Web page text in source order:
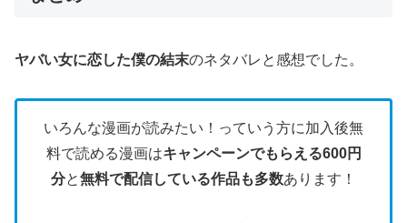
ヤバい女に恋した僕の結末のネタバレと感想でした。
いろんな漫画が読みたい！っていう方に加入後無
料で読める漫画はキャンペーンでもらえる600円
分と無料で配信している作品も多数あります！